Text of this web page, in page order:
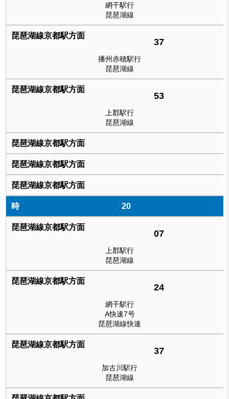
網干駅行
琵琶湖線
37
播州赤穂駅行
琵琶湖線
53
上郡駅行
琵琶湖線
20
07
上郡駅行
琵琶湖線
24
網干駅行
A快速7号
琵琶湖線快速
37
加古川駅行
琵琶湖線